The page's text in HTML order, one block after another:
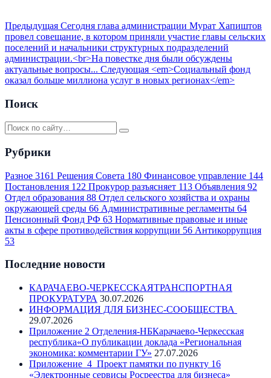
Предыдущая Сегодня глава администрации Мурат Хапиштов
провел совещание, в котором приняли участие главы сельских
поселений и начальники структурных подразделений
администрации.<br>На повестке дня были обсуждены
актуальные вопросы... Следующая <em>Социальный фонд
оказал больше миллиона услуг в новых регионах</em>
Поиск
Рубрики
Разное 3161 Решения Совета 180 Финансовое управление 144
Постановления 122 Прокурор разъясняет 113 Объявления 92
Отдел образования 88 Отдел сельского хозяйства и охраны
окружающей среды 66 Административные регламенты 64
Пенсионный Фонд РФ 63 Нормативные правовые и иные
акты в сфере противодействия коррупции 56 Антикоррупция
53
Последние новости
КАРАЧАЕВО-ЧЕРКЕССКАЯТРАНСПОРТНАЯ
ПРОКУРАТУРА 30.07.2026
ИНФОРМАЦИЯ ДЛЯ БИЗНЕС-СООБЩЕСТВА
29.07.2026
Приложение 2 Отделения-НБКарачаево-Черкесская
республика«О публикации доклада «Региональная
экономика: комментарии ГУ» 27.07.2026
Приложение_4_Проект памятки по пункту 16
«Электронные сервисы Росреестра для бизнеса»